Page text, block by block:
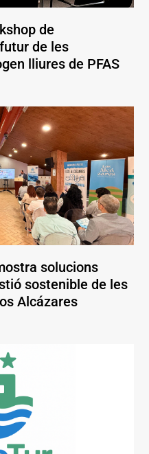
de
de les
lliures de PFAS
solucions
sostenible de les
Alcázares